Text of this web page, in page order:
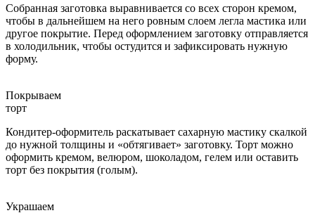
Собранная заготовка выравнивается со всех сторон кремом,
чтобы в дальнейшем на него ровным слоем легла мастика или
другое покрытие. Перед оформлением заготовку отправляется
в холодильник, чтобы остудится и зафиксировать нужную
форму.
Покрываем
торт
Кондитер-оформитель раскатывает сахарную мастику скалкой
до нужной толщины и «обтягивает» заготовку. Торт можно
оформить кремом, велюром, шоколадом, гелем или оставить
торт без покрытия (голым).
Украшаем